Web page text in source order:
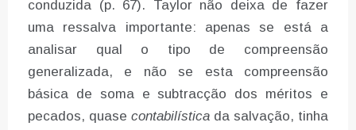
conduzida (p. 67). Taylor não deixa de fazer
uma ressalva importante: apenas se está a
analisar qual o tipo de compreensão
generalizada, e não se esta compreensão
básica de soma e subtracção dos méritos e
pecados, quase contabilística da salvação, tinha